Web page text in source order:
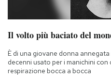
Il volto più baciato del
È di una giovane donna
decenni usato per i manichini con
respirazione bocca a bocca